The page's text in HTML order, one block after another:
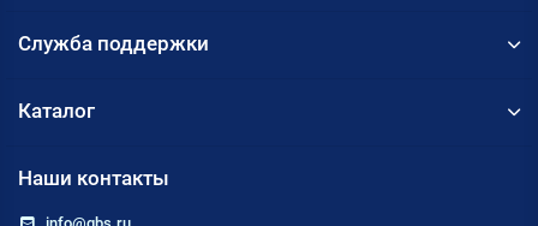
Служба поддержки
Каталог
Наши контакты